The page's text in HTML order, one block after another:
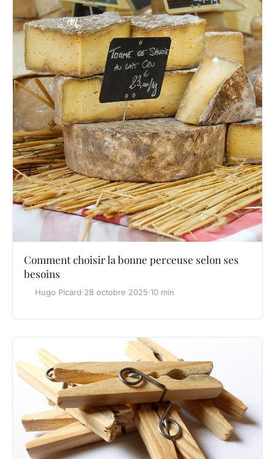
Comment choisir la bonne perceuse selon ses
besoins
Hugo Picard·28 octobre 2025·10 min